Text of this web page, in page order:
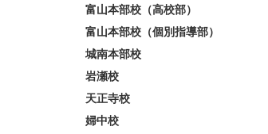
富山本部校（高校部）
富山本部校（個別指導部）
城南本部校
岩瀬校
天正寺校
婦中校